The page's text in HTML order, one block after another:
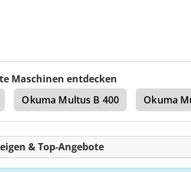
Maschinen entdecken
Okuma Multus B 400 Okuma
& Top-Angebote